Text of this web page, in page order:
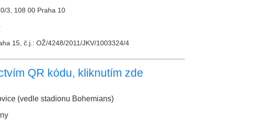
(vedle stadionu Bohemians)
QR kódu, kliknutím zde
3, 108 00 Praha 10
15, č.j.: OŽ/4248/2011/JKV/1003324/4